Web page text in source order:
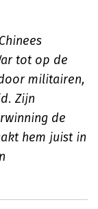
tot op de
militairen,
Zijn
de
hem juist in